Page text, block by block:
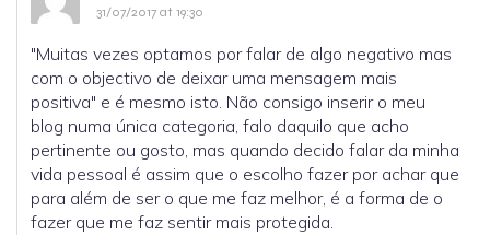
31/07/2017 at 19:30
"Muitas vezes optamos por falar de algo negativo mas
com o objectivo de deixar uma mensagem mais
positiva" e é mesmo isto. Não consigo inserir o meu
blog numa única categoria, falo daquilo que acho
pertinente ou gosto, mas quando decido falar da minha
vida pessoal é assim que o escolho fazer por achar que
para além de ser o que me faz melhor, é a forma de o
fazer que me faz sentir mais protegida.